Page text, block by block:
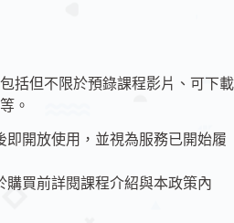
括但不限於預錄課程影片、可下載
。
即開放使用，並視為服務已開始履
購買前詳閱課程介紹與本政策內